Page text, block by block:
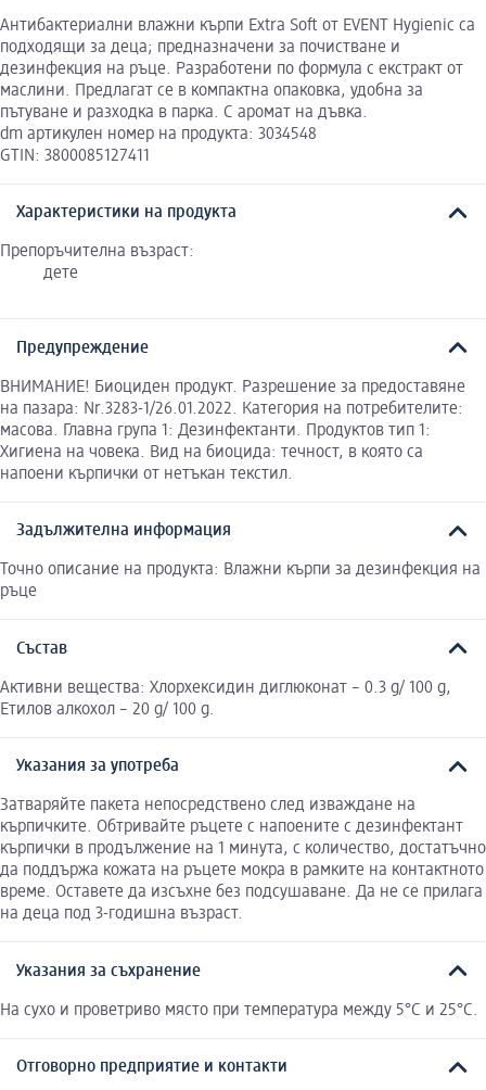
Антибактериални влажни кърпи Extra Soft от EVENT Hygienic са
подходящи за деца; предназначени за почистване и
дезинфекция на ръце. Разработени по формула с екстракт от
маслини. Предлагат се в компактна опаковка, удобна за
пътуване и разходка в парка. С аромат на дъвка.
dm артикулен номер на продукта: 3034548
GTIN: 3800085127411
Характеристики на продукта
Препоръчителна възраст:
дете
Предупреждение
ВНИМАНИЕ! Биоциден продукт. Разрешение за предоставяне
на пазара: Nr.3283-1/26.01.2022. Категория на потребителите:
масова. Главна група 1: Дезинфектанти. Продуктов тип 1:
Хигиена на човека. Вид на биоцида: течност, в която са
напоени кърпички от нетъкан текстил.
Задължителна информация
Точно описание на продукта: Влажни кърпи за дезинфекция на
ръце
Състав
Активни вещества: Хлорхексидин диглюконат – 0.3 g/ 100 g,
Етилов алкохол – 20 g/ 100 g.
Указания за употреба
Затваряйте пакета непосредствено след изваждане на
кърпичките. Обтривайте ръцете с напоените с дезинфектант
кърпички в продължение на 1 минута, с количество, достатъчно
да поддържа кожата на ръцете мокра в рамките на контактното
време. Оставете да изсъхне без подсушаване. Да не се прилага
на деца под 3-годишна възраст.
Указания за съхранение
На сухо и проветриво място при температура между 5°C и 25°С.
Отговорно предприятие и контакти